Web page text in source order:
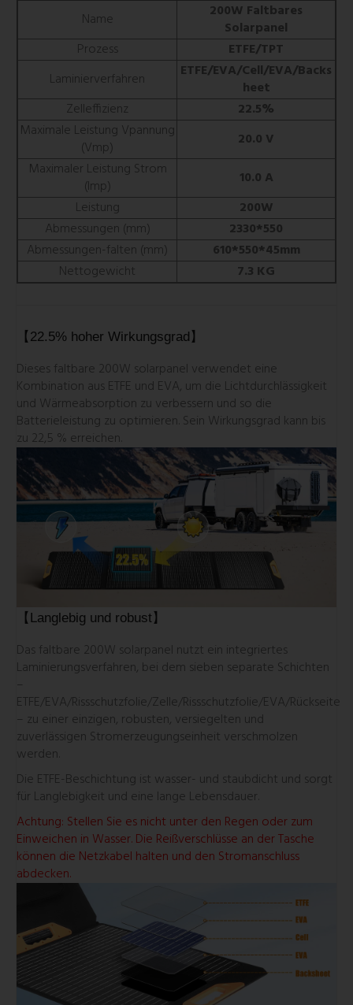
Name
200W Faltbares
Solarpanel
Prozess
ETFE/TPT
Laminierverfahren
ETFE/EVA/Cell/EVA/Backs
heet
Zelleffizienz
22.5%
Maximale Leistung Vpannung
(Vmp)
20.0 V
Maximaler Leistung Strom
(Imp)
10.0 A
Leistung
200W
Abmessungen (mm)
2330*550
Abmessungen-falten (mm)
610*550*45mm
Nettogewicht
7.3 KG
【22.5% hoher Wirkungsgrad】
Dieses faltbare 200W solarpanel verwendet eine
Kombination aus ETFE und EVA, um die Lichtdurchlässigkeit
und Wärmeabsorption zu verbessern und so die
Batterieleistung zu optimieren. Sein Wirkungsgrad kann bis
zu 22,5 % erreichen.
【Langlebig und robust】
Das faltbare 200W solarpanel nutzt ein integriertes
Laminierungsverfahren, bei dem sieben separate Schichten
–
ETFE/EVA/Rissschutzfolie/Zelle/Rissschutzfolie/EVA/Rückseite
– zu einer einzigen, robusten, versiegelten und
zuverlässigen Stromerzeugungseinheit verschmolzen
werden.
Die ETFE-Beschichtung ist wasser- und staubdicht und sorgt
für Langlebigkeit und eine lange Lebensdauer.
Achtung: Stellen Sie es nicht unter den Regen oder zum
Einweichen in Wasser. Die Reißverschlüsse an der Tasche
können die Netzkabel halten und den Stromanschluss
abdecken.